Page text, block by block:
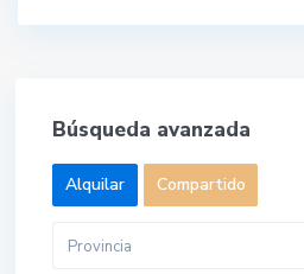
Búsqueda avanzada
Alquilar Compartido
Provincia